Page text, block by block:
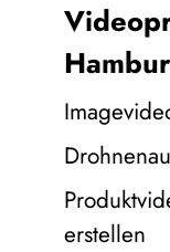
erstellen